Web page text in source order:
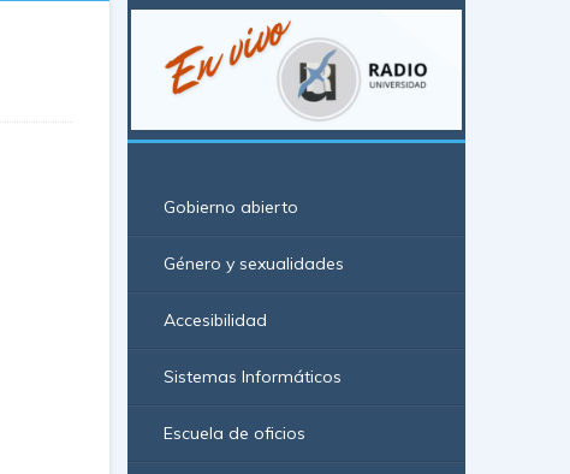
Gobierno abierto
Género y sexualidades
Accesibilidad
Sistemas Informáticos
Escuela de oficios